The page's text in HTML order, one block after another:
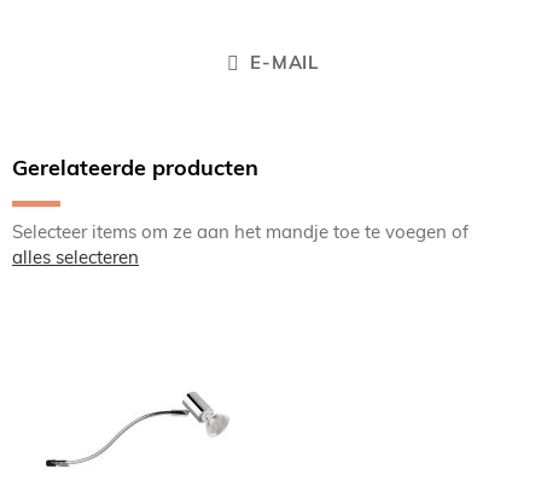
E-MAIL
Gerelateerde producten
Selecteer items om ze aan het mandje toe te voegen of
alles selecteren